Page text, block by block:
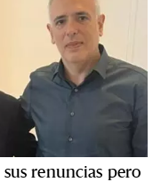
renuncias pero